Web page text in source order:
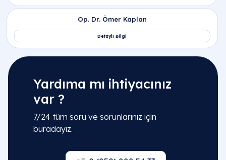
Yardıma mı ihtiyacınız
var ?
7/24 tüm soru ve sorunlarınız için
buradayız.